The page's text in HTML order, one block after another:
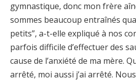
gymnastique, donc mon frère
sommes beaucoup entraînés
petits”, a-t-elle expliqué à nos
parfois difficile d’effectuer des
cause de l’anxiété de ma mère.
arrêté, moi aussi j’ai arrêté.